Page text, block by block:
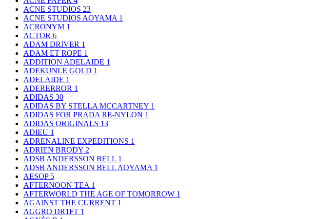
ACNE STUDIOS 23
ACNE STUDIOS AOYAMA 1
ACRONYM 1
ACTOR 6
ADAM DRIVER 1
ADAM ET ROPE 1
ADDITION ADELAIDE 1
ADEKUNLE GOLD 1
ADELAIDE 1
ADERERROR 1
ADIDAS 30
ADIDAS BY STELLA MCCARTNEY 1
ADIDAS FOR PRADA RE-NYLON 1
ADIDAS ORIGINALS 13
ADIEU 1
ADRENALINE EXPEDITIONS 1
ADRIEN BRODY 2
ADSB ANDERSSON BELL 1
ADSB ANDERSSON BELL AOYAMA 1
AESOP 5
AFTERNOON TEA 1
AFTERWORLD THE AGE OF TOMORROW 1
AGAINST THE CURRENT 1
AGGRO DR1FT 1